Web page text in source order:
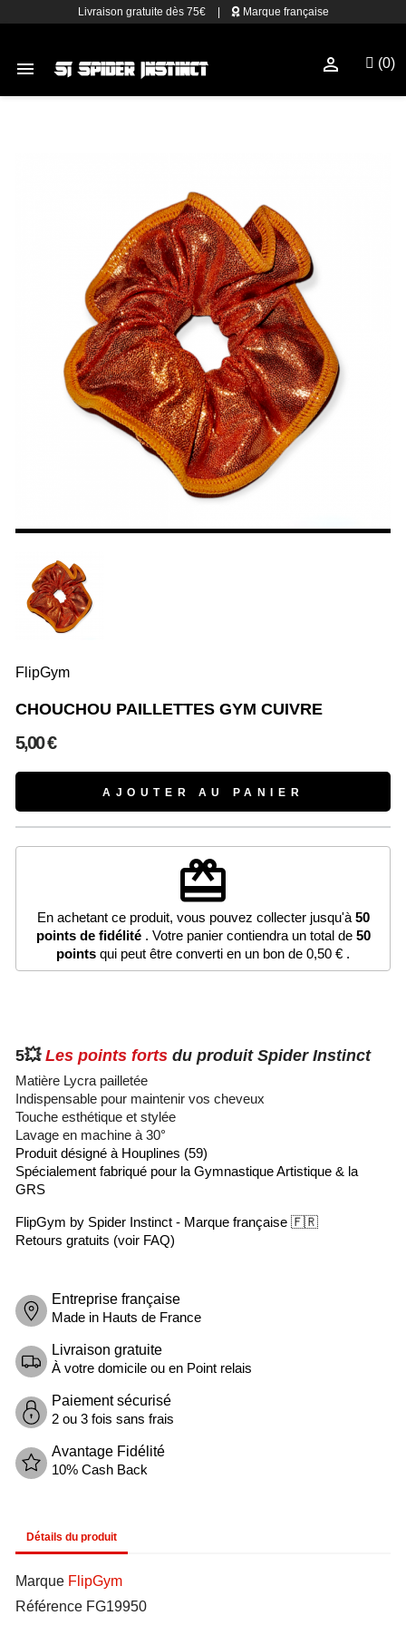
Livraison gratuite dès 75€ Marque française
 (0)

FlipGym
CHOUCHOU PAILLETTES GYM CUIVRE
5,00 €
AJOUTER AU PANIER
redeem
En achetant ce produit, vous pouvez collecter jusqu'à 50
points de fidélité. Votre panier contiendra un total de 50
points qui peut être converti en un bon de 0,50 € .
5💥Les points fortsdu produit Spider Instinct
Matière Lycra pailletée
Indispensable pour maintenir vos cheveux
Touche esthétique et stylée
Lavage en machine à 30°
Produit désigné à Houplines (59)
Spécialement fabriqué pour la Gymnastique Artistique & la
GRS
FlipGym by Spider Instinct - Marque française 🇫🇷
Retours gratuits (voir FAQ)
Entreprise française
Made in Hauts de France
Livraison gratuite
À votre domicile ou en Point relais
Paiement sécurisé
2 ou 3 fois sans frais
Avantage Fidélité
10% Cash Back
Détails du produit
Marque FlipGym
Référence FG19950